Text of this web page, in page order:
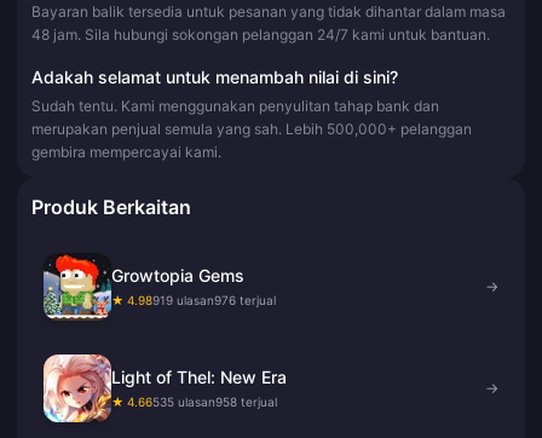
Bayaran balik tersedia untuk pesanan yang tidak dihantar dalam masa
48 jam. Sila hubungi sokongan pelanggan 24/7 kami untuk bantuan.
Adakah selamat untuk menambah nilai di sini?
Sudah tentu. Kami menggunakan penyulitan tahap bank dan
merupakan penjual semula yang sah. Lebih 500,000+ pelanggan
gembira mempercayai kami.
Produk Berkaitan
Growtopia Gems
★ 4.98919 ulasan976 terjual
→
Light of Thel: New Era
★ 4.66535 ulasan958 terjual
→